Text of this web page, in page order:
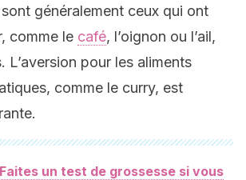
généralement ceux qui ont
comme le café, l’oignon ou l’ail,
L’aversion pour les aliments
comme le curry, est
Faites un test de grossesse si vous